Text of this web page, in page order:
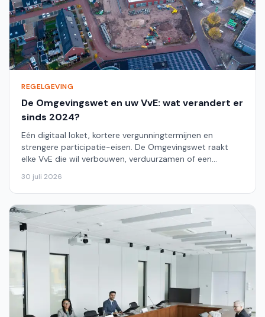
REGELGEVING
De Omgevingswet en uw VvE: wat verandert er
sinds 2024?
Eén digitaal loket, kortere vergunningtermijnen en
strengere participatie-eisen. De Omgevingswet raakt
elke VvE die wil verbouwen, verduurzamen of een
30 juli 2026